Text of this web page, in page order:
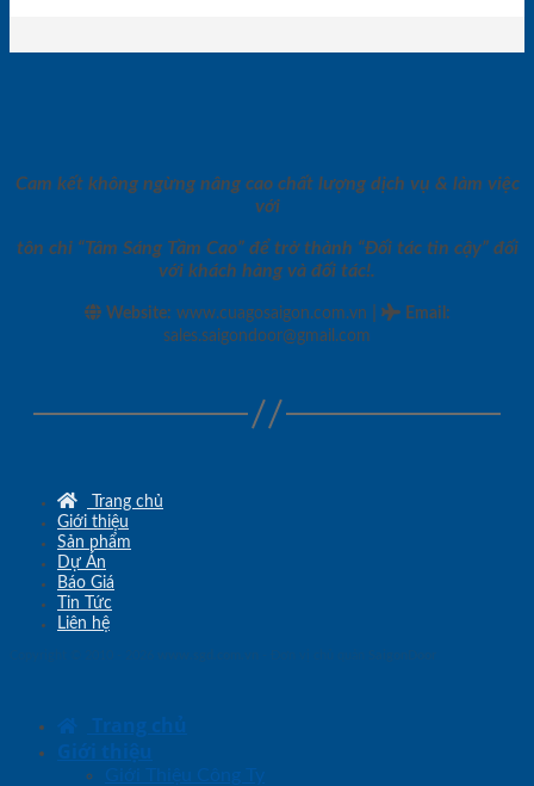
Cam kết không ngừng nâng cao chất lượng dịch vụ & làm việc
với
tôn chỉ “Tâm Sáng Tầm Cao” để trở thành “Đối tác tin cậy” đối
với khách hàng và đối tác!.
Website: www.cuagosaigon.com.vn Email :
sales.saigondoor@gmail.com
Trang chủ
Giới thiệu
Sản phẩm
Dự Án
Báo Giá
Tin Tức
Liên hệ
Trang chủ
Giới thiệu
Giới Thiệu Công Ty